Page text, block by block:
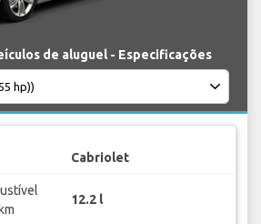
de aluguel - Especificações
Cabriolet
12.2 l